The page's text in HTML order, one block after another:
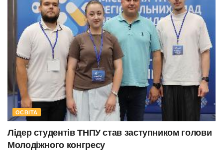
ОСВІТА
Лідер студентів ТНПУ став заступником голови
Молодіжного конгресу